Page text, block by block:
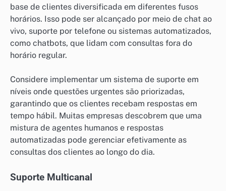
base de clientes diversificada em diferentes fusos
horários. Isso pode ser alcançado por meio de chat ao
vivo, suporte por telefone ou sistemas automatizados,
como chatbots, que lidam com consultas fora do
horário regular.
Considere implementar um sistema de suporte em
níveis onde questões urgentes são priorizadas,
garantindo que os clientes recebam respostas em
tempo hábil. Muitas empresas descobrem que uma
mistura de agentes humanos e respostas
automatizadas pode gerenciar efetivamente as
consultas dos clientes ao longo do dia.
Suporte Multicanal